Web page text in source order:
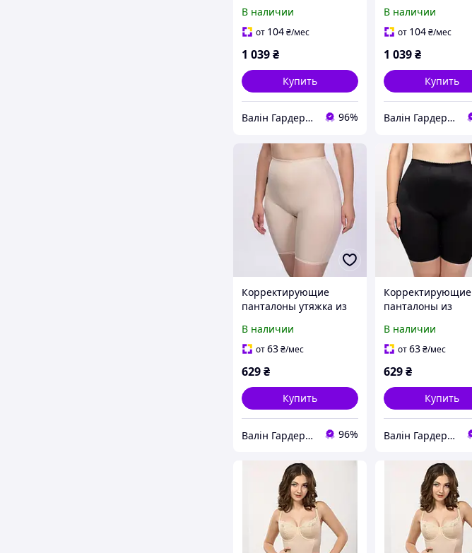
В наличии
от 104₴/мес
1 039₴
Купить
Валін Гардероб 96%
В наличии
от 104₴/мес
1 039₴
Купить
Валін Гардероб
Корректирующие
панталоны утяжка из
В наличии
от63₴/мес
629₴
Купить
Валін Гардероб 96%
Корректирующие
панталоны из
В наличии
от63₴/мес
629₴
Купить
Валін Гардероб